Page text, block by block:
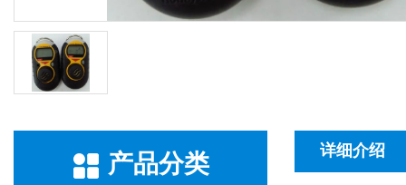
产品分类 详细介绍